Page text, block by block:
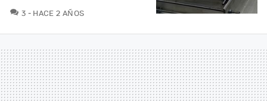
3 COMENTARIOS
HACE 2 AÑOS